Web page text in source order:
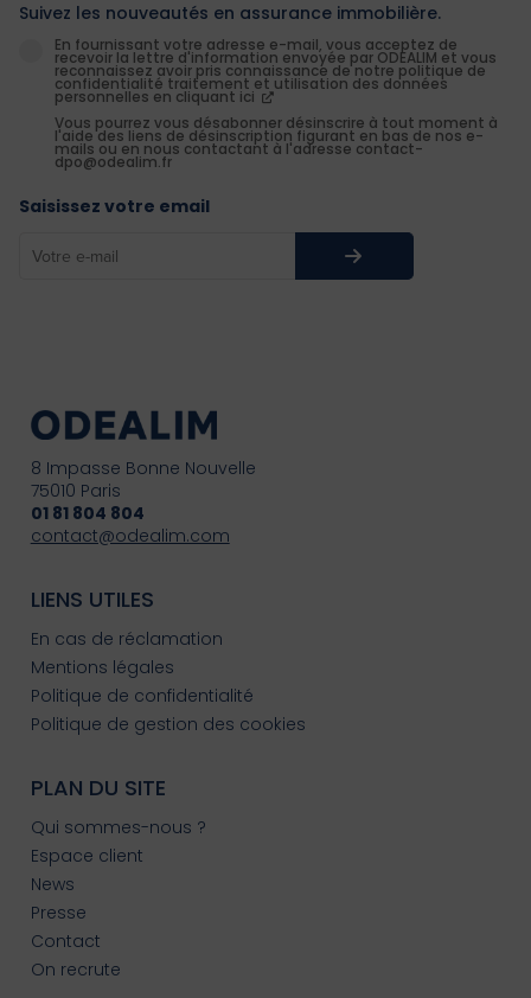
Suivez les nouveautés en assurance immobilière.
En fournissant votre adresse e-mail, vous acceptez de
recevoir la lettre d'information envoyée par ODEALIM et vous
reconnaissez avoir pris connaissance de notre politique de
confidentialité traitement et utilisation des données
personnelles en cliquant ici
Vous pourrez vous désabonner désinscrire à tout moment à
l'aide des liens de désinscription figurant en bas de nos e-
mails ou en nous contactant à l'adresse contact-
dpo@odealim.fr
Saisissez votre email
8 Impasse Bonne Nouvelle
75010 Paris
01 81 804 804
contact@odealim.com
LIENS UTILES
En cas de réclamation
Mentions légales
Politique de confidentialité
Politique de gestion des cookies
PLAN DU SITE
Qui sommes-nous ?
Espace client
News
Presse
Contact
On recrute